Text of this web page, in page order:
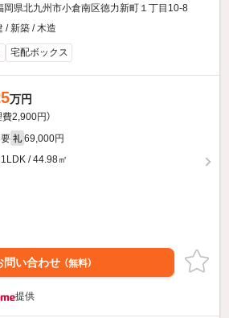
岡県北九州市小倉南区徳力新町１丁目10-8
/ 新築 / 木造
宅配ボックス
万円
費2,900円）
礼 69,000円
/ 44.98㎡
問い合わせ （無料）
提供